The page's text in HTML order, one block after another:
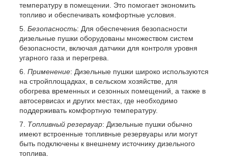
температуру в помещении. Это помогает экономить
топливо и обеспечивать комфортные условия.
Безопасность: Для обеспечения безопасности
дизельные пушки оборудованы множеством систем
безопасности, включая датчики для контроля уровня
угарного газа и перегрева.
Применение: Дизельные пушки широко используются
на стройплощадках, в сельском хозяйстве, для
обогрева временных и сезонных помещений, а также в
автосервисах и других местах, где необходимо
поддерживать комфортную температуру.
Топливный резервуар: Дизельные пушки обычно
имеют встроенные топливные резервуары или могут
быть подключены к внешнему источнику дизельного
топлива.